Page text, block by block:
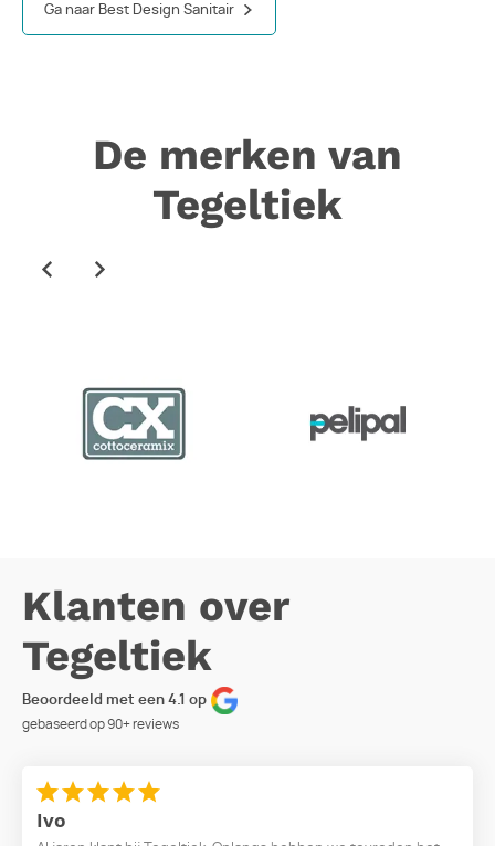
Ga naar Best Design Sanitair
De merken van
Tegeltiek
Klanten over
Tegeltiek
Beoordeeld met een 4.1 op
gebaseerd op90+reviews
Ivo